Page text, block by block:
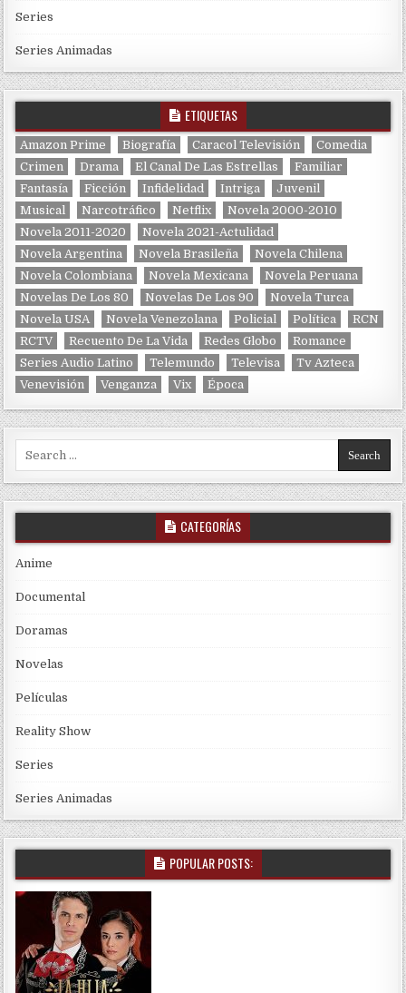
Series
Series Animadas
ETIQUETAS
Amazon Prime Biografía Caracol Televisión
Comedia
Crimen
Drama El Canal De Las Estrellas
Familiar
Fantasía
Ficción Infidelidad Intriga
Juvenil
Musical
Narcotráfico Netflix
Novela 2000-2010
Novela 2011-2020
Novela 2021-Actulidad
Novela Argentina
Novela Brasileña
Novela Chilena
Novela Colombiana
Novela Mexicana
Novela Peruana
Novelas De Los 80
Novelas De Los 90
Novela Turca
Novela USA
Novela Venezolana Policial Política
RCN
RCTV
Recuento De La Vida Redes Globo
Romance
Series Audio Latino
Telemundo Televisa
Tv Azteca
Venevisión
Venganza Vix Época
Search for:
CATEGORÍAS
Anime
Documental
Doramas
Novelas
Películas
Reality Show
Series
Series Animadas
POPULAR POSTS: